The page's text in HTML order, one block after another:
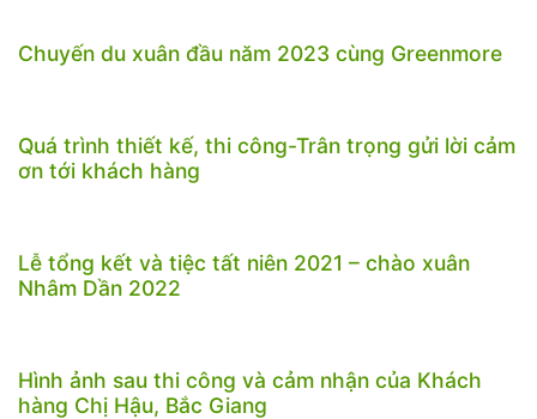
Chuyến du xuân đầu năm 2023 cùng Greenmore
Quá trình thiết kế, thi công-Trân trọng gửi lời cảm
ơn tới khách hàng
Lễ tổng kết và tiệc tất niên 2021 – chào xuân
Nhâm Dần 2022
Hình ảnh sau thi công và cảm nhận của Khách
hàng Chị Hậu, Bắc Giang